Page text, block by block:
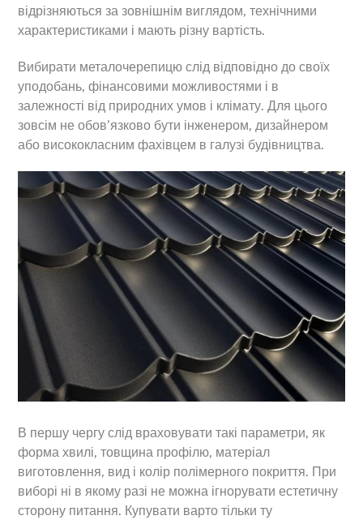
відрізняються за зовнішнім виглядом, технічними
характеристиками і мають різну вартість.
Вибирати металочерепицю слід відповідно до своїх
уподобань, фінансовими можливостями і в
залежності від природних умов і клімату. Для цього
зовсім не обов’язково бути інженером, дизайнером
або висококласним фахівцем в галузі будівництва.
В першу чергу слід враховувати такі параметри, як
форма хвилі, товщина профілю, матеріал
виготовлення, вид і колір полімерного покриття. При
виборі ні в якому разі не можна ігнорувати естетичну
сторону питання. Купувати варто тільки ту